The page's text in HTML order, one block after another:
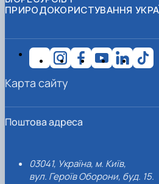
ПРИРОДОКОРИСТУВАННЯ
Поштова адреса
03041, Україна, м. Київ,
вул. Героїв Оборони, буд. 15.
Карта сайту